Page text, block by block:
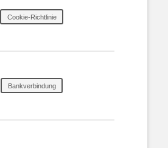
Cookie-Richtlinie
Bankverbindung